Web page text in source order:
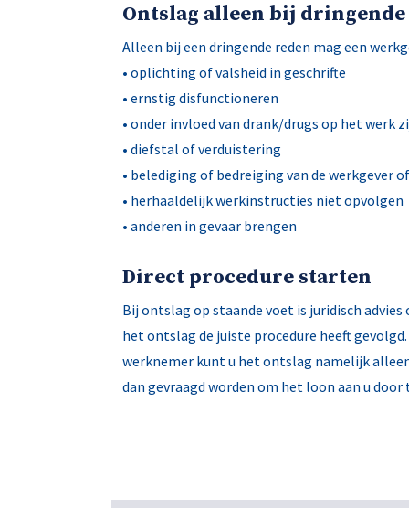
Ontslag alleen bij
Alleen bij een dringende reden mag een
• oplichting of valsheid in geschrifte
• ernstig disfunctioneren
• onder invloed van drank/drugs op het werk
• diefstal of verduistering
• belediging of bedreiging van de werkgever
• herhaaldelijk werkinstructies niet opvolgen
• anderen in gevaar brengen
Direct procedure starten
Bij ontslag op staande voet is juridisch
het ontslag de juiste procedure heeft
werknemer kunt u het ontslag namelijk
dan gevraagd worden om het loon aan u